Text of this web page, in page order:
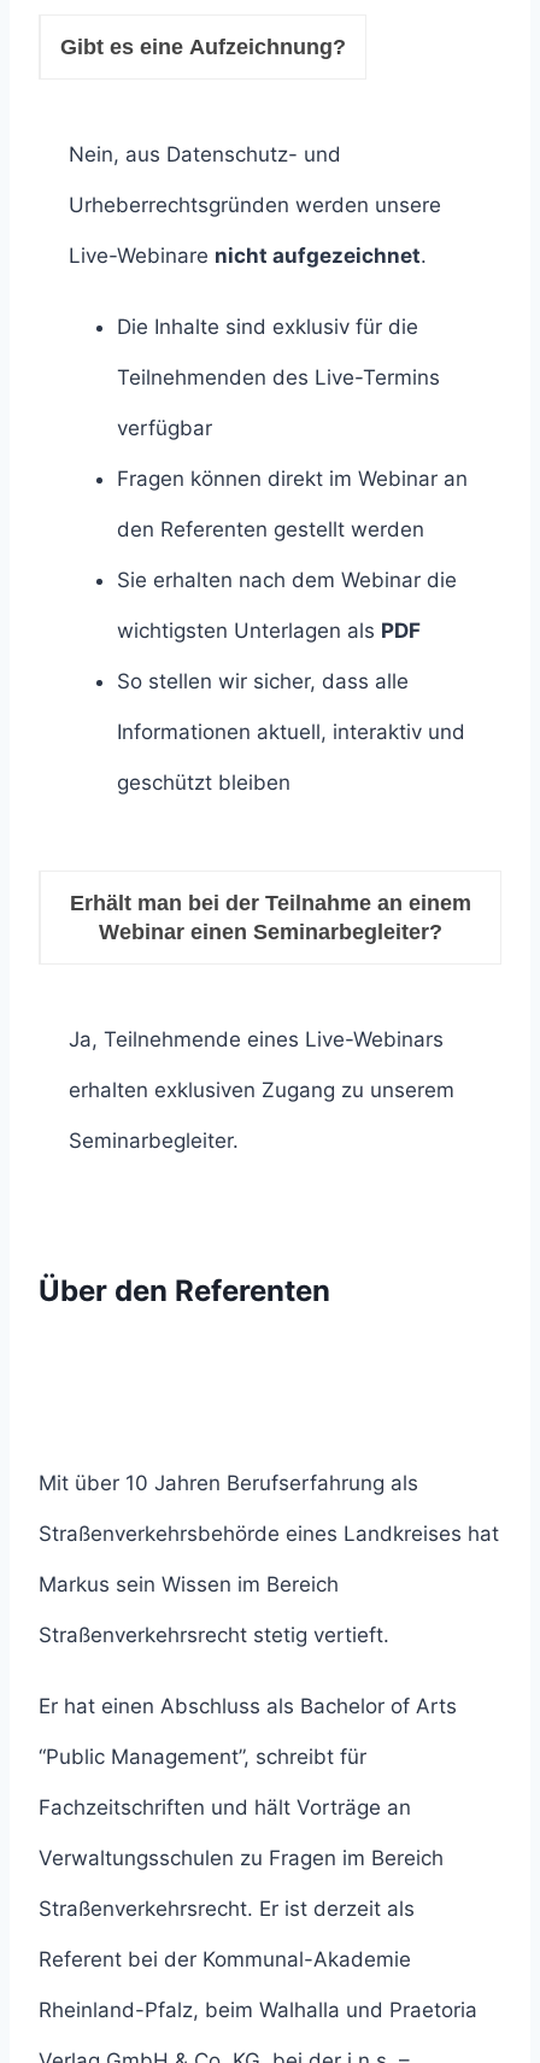
Gibt es eine Aufzeichnung?
Nein, aus Datenschutz- und
Urheberrechtsgründen werden unsere
Live-Webinare nicht aufgezeichnet.
Die Inhalte sind exklusiv für die
Teilnehmenden des Live-Termins
verfügbar
Fragen können direkt im Webinar an
den Referenten gestellt werden
Sie erhalten nach dem Webinar die
wichtigsten Unterlagen als PDF
So stellen wir sicher, dass alle
Informationen aktuell, interaktiv und
geschützt bleiben
Erhält man bei der Teilnahme an einem
Webinar einen Seminarbegleiter?
Ja, Teilnehmende eines Live-Webinars
erhalten exklusiven Zugang zu unserem
Seminarbegleiter.
Über den Referenten
Mit über 10 Jahren Berufserfahrung als
Straßenverkehrsbehörde eines Landkreises hat
Markus sein Wissen im Bereich
Straßenverkehrsrecht stetig vertieft.
Er hat einen Abschluss als Bachelor of Arts
“Public Management”, schreibt für
Fachzeitschriften und hält Vorträge an
Verwaltungsschulen zu Fragen im Bereich
Straßenverkehrsrecht. Er ist derzeit als
Referent bei der Kommunal-Akademie
Rheinland-Pfalz, beim Walhalla und Praetoria